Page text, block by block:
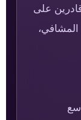
على
المشافي،